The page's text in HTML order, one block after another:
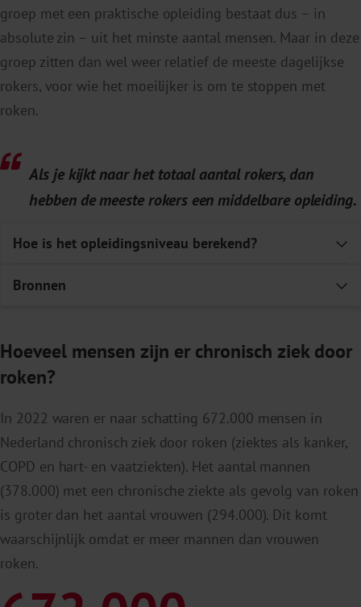
groep met een praktische opleiding bestaat dus – in
absolute zin – uit het minste aantal mensen. Maar in deze
groep zitten dan wel weer relatief de meeste dagelijkse
rokers, voor wie het moeilijker is om te stoppen met
roken.
Als je kijkt naar het totaal aantal rokers, dan
hebben de meeste rokers een middelbare opleiding.
Hoe is het opleidingsniveau berekend?
Bronnen
Gezondheidsenquête/Leefstijlmonitor 2022.
Cijfers roken
Hoeveel mensen zijn er chronisch ziek door
roken?
In 2022 waren er naar schatting 672.000 mensen in
Nederland chronisch ziek door roken (ziektes als kanker,
COPD en hart- en vaatziekten). Het aantal mannen
(378.000) met een chronische ziekte als gevolg van roken
is groter dan het aantal vrouwen (294.000). Dit komt
waarschijnlijk omdat er meer mannen dan vrouwen
roken.